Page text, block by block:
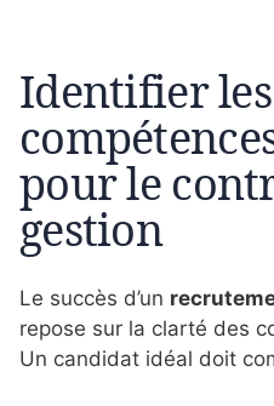
Identifier les
pour le
gestion
Le succès d’un
repose sur la clarté des
Un candidat idéal doit